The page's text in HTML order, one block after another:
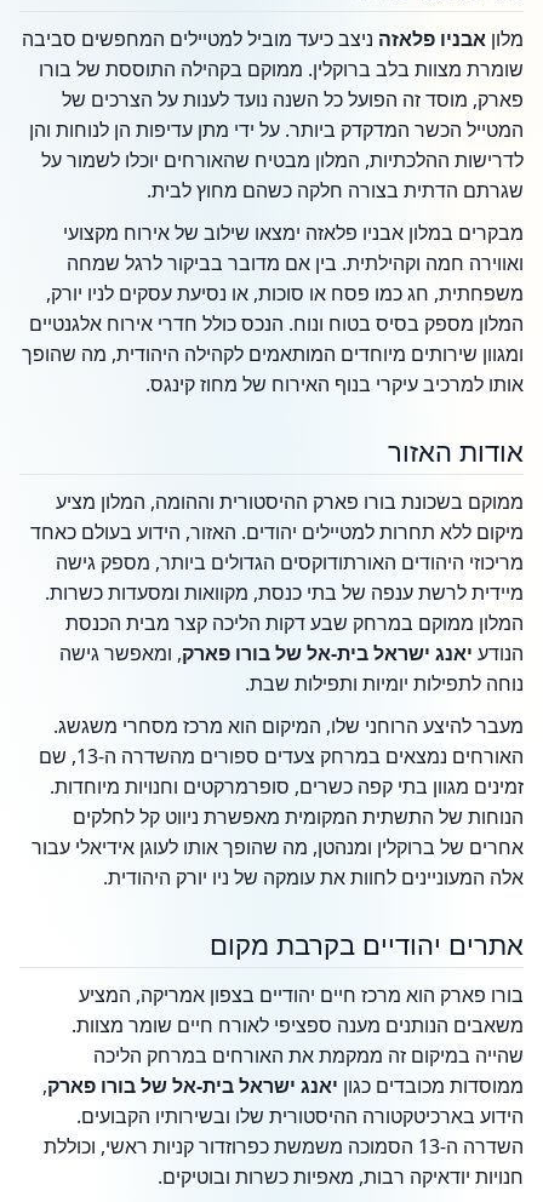
מלון אבניו פלאזה ניצב כיעד מוביל למטיילים המחפשים סביבה
שומרת מצוות בלב ברוקלין. ממוקם בקהילה התוססת של בורו
פארק, מוסד זה הפועל כל השנה נועד לענות על הצרכים של
המטייל הכשר המדקדק ביותר. על ידי מתן עדיפות הן לנוחות והן
לדרישות ההלכתיות, המלון מבטיח שהאורחים יוכלו לשמור על
שגרתם הדתית בצורה חלקה כשהם מחוץ לבית.
מבקרים במלון אבניו פלאזה ימצאו שילוב של אירוח מקצועי
ואווירה חמה וקהילתית. בין אם מדובר בביקור לרגל שמחה
משפחתית, חג כמו פסח או סוכות, או נסיעת עסקים לניו יורק,
המלון מספק בסיס בטוח ונוח. הנכס כולל חדרי אירוח אלגנטיים
ומגוון שירותים מיוחדים המותאמים לקהילה היהודית, מה שהופך
אותו למרכיב עיקרי בנוף האירוח של מחוז קינגס.
אודות האזור
ממוקם בשכונת בורו פארק ההיסטורית וההומה, המלון מציע
מיקום ללא תחרות למטיילים יהודים. האזור, הידוע בעולם כאחד
מריכוזי היהודים האורתודוקסים הגדולים ביותר, מספק גישה
מיידית לרשת ענפה של בתי כנסת, מקוואות ומסעדות כשרות.
המלון ממוקם במרחק שבע דקות הליכה קצר מבית הכנסת
הנודע יאנג ישראל בית-אל של בורו פארק, ומאפשר גישה
נוחה לתפילות יומיות ותפילות שבת.
מעבר להיצע הרוחני שלו, המיקום הוא מרכז מסחרי משגשג.
האורחים נמצאים במרחק צעדים ספורים מהשדרה ה-13, שם
זמינים מגוון בתי קפה כשרים, סופרמרקטים וחנויות מיוחדות.
הנוחות של התשתית המקומית מאפשרת ניווט קל לחלקים
אחרים של ברוקלין ומנהטן, מה שהופך אותו לעוגן אידיאלי עבור
אלה המעוניינים לחוות את עומקה של ניו יורק היהודית.
אתרים יהודיים בקרבת מקום
בורו פארק הוא מרכז חיים יהודיים בצפון אמריקה, המציע
משאבים הנותנים מענה ספציפי לאורח חיים שומר מצוות.
שהייה במיקום זה ממקמת את האורחים במרחק הליכה
ממוסדות מכובדים כגון יאנג ישראל בית-אל של בורו פארק,
הידוע בארכיטקטורה ההיסטורית שלו ובשירותיו הקבועים.
השדרה ה-13 הסמוכה משמשת כפרוזדור קניות ראשי, וכוללת
חנויות יודאיקה רבות, מאפיות כשרות ובוטיקים.